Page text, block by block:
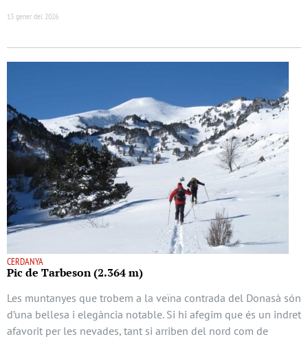
13 gener del 2026
CERDANYA
Pic de Tarbeson (2.364 m)
Les muntanyes que trobem a la veïna contrada del Donasà són
d’una bellesa i elegància notable. Si hi afegim que és un indret
afavorit per les nevades, tant si arriben del nord com de